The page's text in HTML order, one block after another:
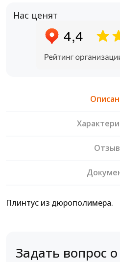
Нас ценят
Плинтус из дюрополимера.
Задать вопрос